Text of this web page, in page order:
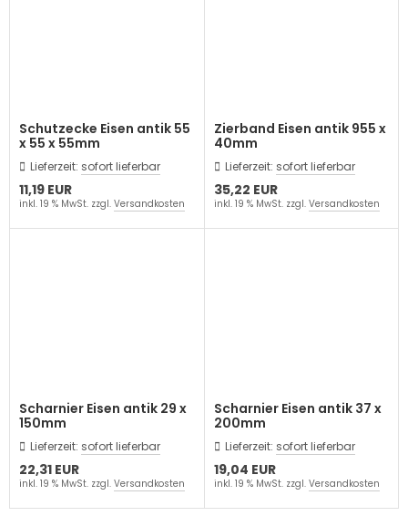
Schutzecke Eisen antik 55
x 55 x 55mm
Lieferzeit: sofort lieferbar
11,19 EUR
inkl. 19 % MwSt. zzgl. Versandkosten
Zierband Eisen antik 955 x
40mm
Lieferzeit: sofort lieferbar
35,22 EUR
inkl. 19 % MwSt. zzgl. Versandkosten
Scharnier Eisen antik 29 x
150mm
Lieferzeit: sofort lieferbar
22,31 EUR
inkl. 19 % MwSt. zzgl. Versandkosten
Scharnier Eisen antik 37 x
200mm
Lieferzeit: sofort lieferbar
19,04 EUR
inkl. 19 % MwSt. zzgl. Versandkosten